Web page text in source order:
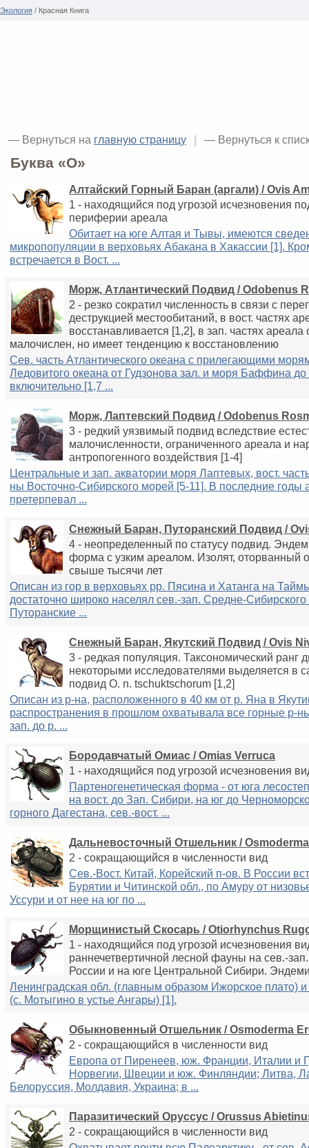
Экология / Красная Книга
— Вернуться на главную страницу | — Вернуться к
Буква «O»
Алтайский Горный Баран (аргали) / Ovis
1 - находящийся под угрозой исчезновения
периферии ареала
Обитает на юге Алтая и Тывы, имеются
микропопуляции в верховьях Абакана в Хакассии [1].
встречается в Вост. ...
Морж, Атлантический Подвид / Odobenus
2 - резко сократил численность в связи с
деструкцией местообитаний, в вост. частях
восстанавливается [1,2], в зап. частях ареала
малочислен, но имеет тенденцию к восстановлению
Сев. часть Атлантического океана с прилегающими
Ледовитого океана от Гудзонова зал. и моря Баффина до
включительно [1,7 ...
Морж, Лаптевский Подвид / Odobenus
3 - редкий уязвимый подвид вследствие
малочисленности, ограниченного ареала и
антропогенного воздействия [1-4]
Центральные и зап. акватории моря Лаптевых, вост.
ны Восточно-Сибирского морей [5-11]. В последние годы
претерпевал ...
Снежный Баран, Путоранский Подвид /
4 - неопределенный по статусу подвид.
форма с узким ареалом. Изолят, оторванный
свыше тысячи лет
Описан из гор в верховьях рр. Пясина и Хатанга на
достаточно широко населял сев.-зап. Средне-Сибирского
Путоранские ...
Снежный Баран, Якутский Подвид / Ovis
3 - редкая популяция. Таксономический ранг
некоторыми исследователями выделяется в
подвид O. n. tschuktschorum [1,2]
Описан из р-на, расположенного в 40 км от р. Яна в
распространения в прошлом охватывала все горные р-
зап. до р. ...
Бородавчатый Омиас / Omias Verruca
1 - находящийся под угрозой исчезновения
Партеногенетическая форма - от юга
на вост. до Зап. Сибири, на юг до
горного Дагестана, сев.-вост. ...
Дальневосточный Отшельник /
2 - cокращающийся в численности вид
Сев.-Вост. Китай, Корейский п-ов. В России
Бурятии и Читинской обл., по Амуру от
Уссури и от нее на юг по ...
Морщинистый Скосарь / Otiorhynchus
1 - находящийся под угрозой исчезновения
раннечетвертичной лесной фауны на сев.-
России и на юге Центральной Сибири.
Ленинградская обл. (главным образом Ижорское плато)
(с. Мотыгино в устье Ангары) [1].
Обыкновенный Отшельник / Osmoderma
2 - cокращающийся в численности вид
Европа от Пиренеев, юж. Франции, Италии и
Норвегии, Швеции и юж. Финляндии; Литва,
Белоруссия, Молдавия, Украина; в ...
Паразитический Оруссус / Orussus
2 - сокращающийся в численности вид